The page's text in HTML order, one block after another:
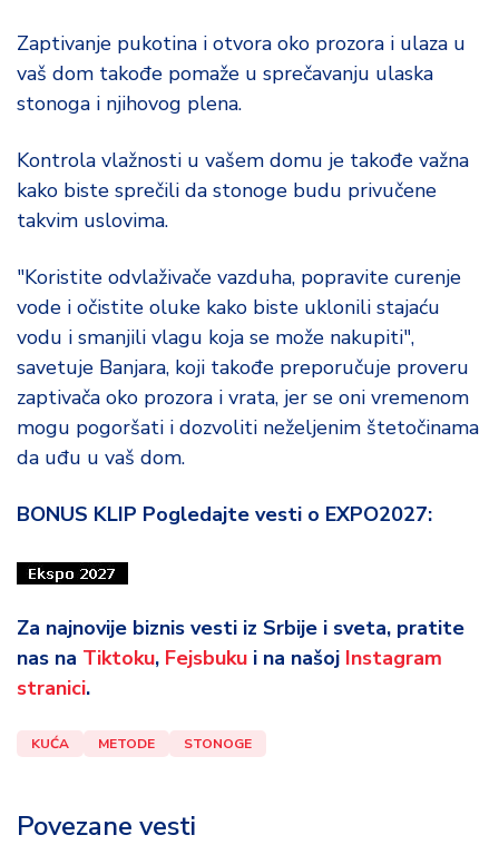
Zaptivanje pukotina i otvora oko prozora i ulaza u
vaš dom takođe pomaže u sprečavanju ulaska
stonoga i njihovog plena.
Kontrola vlažnosti u vašem domu je takođe važna
kako biste sprečili da stonoge budu privučene
takvim uslovima.
"Koristite odvlaživače vazduha, popravite curenje
vode i očistite oluke kako biste uklonili stajaću
vodu i smanjili vlagu koja se može nakupiti",
savetuje Banjara, koji takođe preporučuje proveru
zaptivača oko prozora i vrata, jer se oni vremenom
mogu pogoršati i dozvoliti neželjenim štetočinama
da uđu u vaš dom.
BONUS KLIP Pogledajte vesti o EXPO2027:
Za najnovije biznis vesti iz Srbije i sveta, pratite
nas na Tiktoku, Fejsbuku i na našoj Instagram
stranici.
KUĆA METODE STONOGE
Povezane vesti